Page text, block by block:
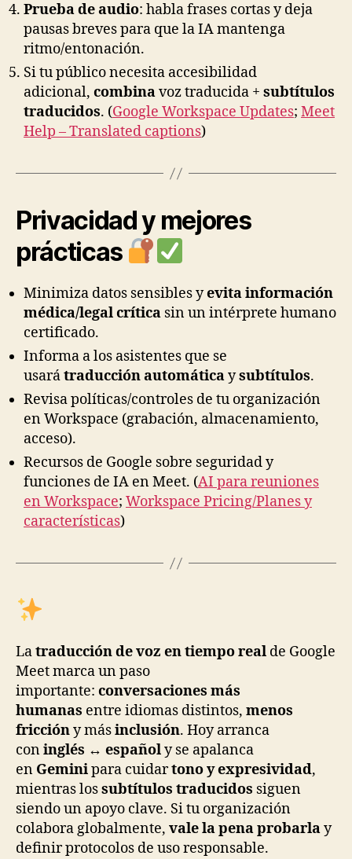
Prueba de audio: habla frases cortas y deja
pausas breves para que la IA mantenga
ritmo/entonación.
Si tu público necesita accesibilidad
adicional, combinavoz traducida + subtítulos
traducidos. (Google Workspace Updates; Meet
Help – Translated captions)
Privacidad y mejores
prácticas
Minimiza datos sensibles yevita información
médica/legal crítica sin un intérprete humano
certificado.
Informa a los asistentes que se
usarátraducción automáticaysubtítulos.
Revisa políticas/controles de tu organización
en Workspace (grabación, almacenamiento,
acceso).
Recursos de Google sobre seguridad y
funciones de IA en Meet. (AI para reuniones
en Workspace; Workspace Pricing/Planes y
características)
Latraducción de voz en tiempo real de Google
Meet marca un paso
importante: conversaciones más
humanas entre idiomas distintos, menos
friccióny másinclusión. Hoy arranca
coninglés ↔ españoly se apalanca
en Geminipara cuidartono y expresividad,
mientras lossubtítulos traducidos siguen
siendo un apoyo clave. Si tu organización
colabora globalmente, vale la pena probarlay
definir protocolos de uso responsable.